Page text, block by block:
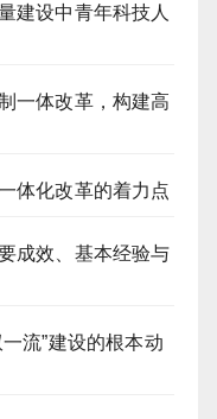
建设中青年科技人
一体改革，构建高
体化改革的着力点
成效、基本经验与
流”建设的根本动